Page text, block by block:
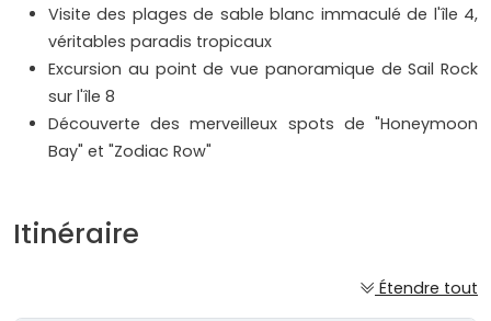
Visite des plages de sable blanc immaculé de l'île 4,
véritables paradis tropicaux
Excursion au point de vue panoramique de Sail Rock
sur l'île 8
Découverte des merveilleux spots de "Honeymoon
Bay" et "Zodiac Row"
Itinéraire
Étendre tout